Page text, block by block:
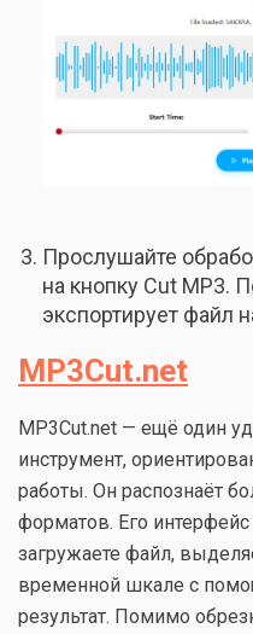
Прослушайте
на кнопку Cut MP3.
экспортирует файл
MP3Cut.net
MP3Cut.net — ещё один
инструмент,
работы. Он распознаёт
форматов. Его
загружаете файл,
временной шкале с
результат. Помимо